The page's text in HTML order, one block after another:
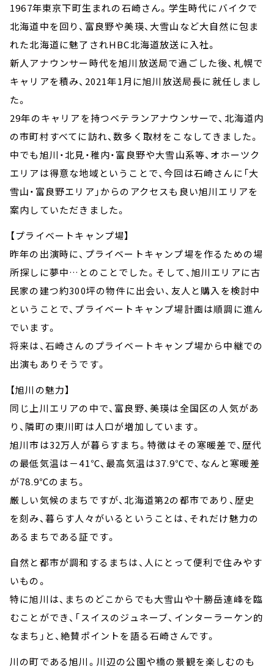
1967年東京下町生まれの石崎さん。学生時代にバイクで
北海道中を回り、富良野や美瑛、大雪山など大自然に包ま
れた北海道に魅了されHBC北海道放送に入社。
新人アナウンサー時代を旭川放送局で過ごした後、札幌で
キャリアを積み、2021年1月に旭川放送局長に就任しまし
た。
29年のキャリアを持つベテランアナウンサーで、北海道内
の市町村すべてに訪れ、数多く取材をこなしてきました。
中でも旭川・北見・稚内・富良野や大雪山系等、オホーツク
エリアは得意な地域ということで、今回は石崎さんに「大
雪山・富良野エリア」からのアクセスも良い旭川エリアを
案内していただきました。
【プライベートキャンプ場】
昨年の出演時に、プライベートキャンプ場を作るための場
所探しに夢中…とのことでした。そして、旭川エリアに古
民家の建つ約300坪の物件に出会い、友人と購入を検討中
ということで、プライベートキャンプ場計画は順調に進ん
でいます。
将来は、石崎さんのプライベートキャンプ場から中継での
出演もありそうです。
【旭川の魅力】
同じ上川エリアの中で、富良野、美瑛は全国区の人気があ
り、隣町の東川町は人口が増加しています。
旭川市は32万人が暮らすまち。特徴はその寒暖差で、歴代
の最低気温は－41℃、最高気温は37.9℃で、なんと寒暖差
が78.9℃のまち。
厳しい気候のまちですが、北海道第2の都市であり、歴史
を刻み、暮らす人々がいるということは、それだけ魅力の
あるまちである証です。
自然と都市が調和するまちは、人にとって便利で住みやす
いもの。
特に旭川は、まちのどこからでも大雪山や十勝岳連峰を臨
むことができ、「スイスのジュネーブ、インターラーケン的
なまち」と、絶賛ポイントを語る石崎さんです。
川の町である旭川。川辺の公園や橋の景観を楽しむのも